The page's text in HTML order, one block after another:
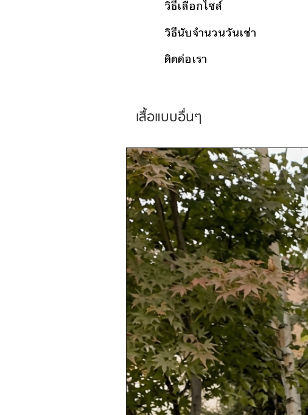
วิธีเลือกไซส์
วิธีนับจำนวนวันเช่า
ติดต่อเรา
เสื้อแบบอื่นๆ